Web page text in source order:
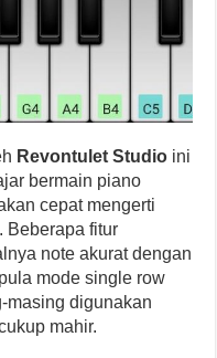
Revontulet Studio ini
bermain piano
cepat mengerti
Beberapa fitur
note akurat dengan
mode single row
masing digunakan
mahir.